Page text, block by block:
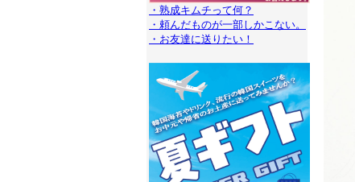
・熟成キムチって何？
・頼んだものが一部しかこない。
・お友達に送りたい！